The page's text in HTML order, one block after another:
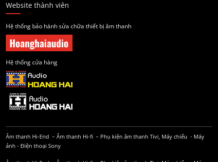
Website thành viên
Hệ thống bảo hành sửa chữa thiết bị âm thanh
Hệ thống cửa hàng
Âm thanh Hi-End – Âm thanh Hi-fi – Phụ kiện âm thanh Tivi, Máy chiếu - Máy
ảnh - Điện thoại Sony